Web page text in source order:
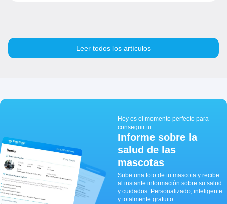
Leer todos los artículos
Hoy es el momento perfecto para
conseguir tu
Informe sobre la
salud de las
mascotas
Sube una foto de tu mascota y recibe
al instante información sobre su salud
y cuidados. Personalizado, inteligente
y totalmente gratuito.